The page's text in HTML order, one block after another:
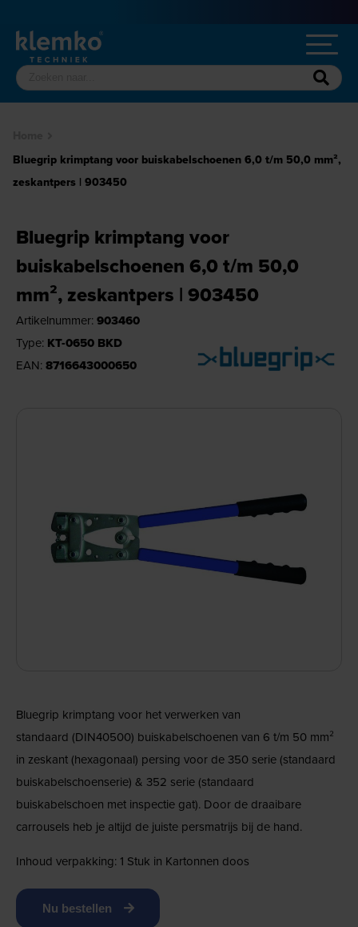
Bluegrip krimptang voor buiskabelschoenen 6,0 t/m 50,0 mm²,
zeskantpers | 903450
Bluegrip krimptang voor
buiskabelschoenen 6,0 t/m 50,0
mm², zeskantpers | 903450
Artikelnummer: 903460
Type: KT-0650 BKD
EAN: 8716643000650
Bluegrip krimptang voor het verwerken van
standaard (DIN40500) buiskabelschoenen van 6 t/m 50 mm²
in zeskant (hexagonaal) persing voor de 350 serie (standaard
buiskabelschoenserie) & 352 serie (standaard
buiskabelschoen met inspectie gat). Door de draaibare
carrousels heb je altijd de juiste persmatrijs bij de hand.
Inhoud verpakking: 1 Stuk in Kartonnen doos
Nu bestellen